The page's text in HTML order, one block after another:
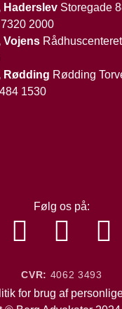
Haderslev Storegade
2000
Vojens
Rødding Rødding
1530
Følg os på:
CVR: 4062 3493
for brug af